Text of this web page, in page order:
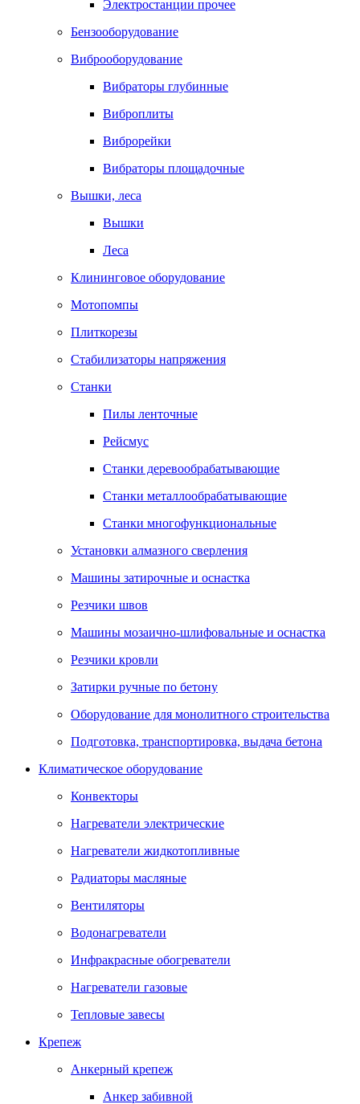
Электростанции прочее
Бензооборудование
Виброоборудование
Вибраторы глубинные
Виброплиты
Виброрейки
Вибраторы площадочные
Вышки, леса
Вышки
Леса
Клининговое оборудование
Мотопомпы
Плиткорезы
Стабилизаторы напряжения
Станки
Пилы ленточные
Рейсмус
Станки деревообрабатывающие
Станки металлообрабатывающие
Станки многофункциональные
Установки алмазного сверления
Машины затирочные и оснастка
Резчики швов
Машины мозаично-шлифовальные и оснастка
Резчики кровли
Затирки ручные по бетону
Оборудование для монолитного строительства
Подготовка, транспортировка, выдача бетона
Климатическое оборудование
Конвекторы
Нагреватели электрические
Нагреватели жидкотопливные
Радиаторы масляные
Вентиляторы
Водонагреватели
Инфракрасные обогреватели
Нагреватели газовые
Тепловые завесы
Крепеж
Анкерный крепеж
Анкер забивной